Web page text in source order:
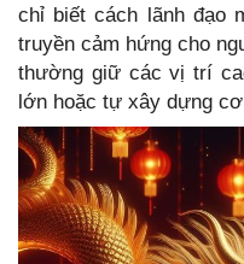
chỉ biết cách lãnh đạo
truyền cảm hứng cho
thường giữ các vị trí
lớn hoặc tự xây dựng